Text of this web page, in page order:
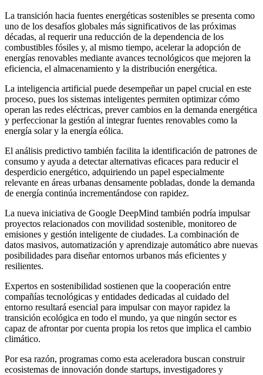
La transición hacia fuentes energéticas sostenibles se presenta como
uno de los desafíos globales más significativos de las próximas
décadas, al requerir una reducción de la dependencia de los
combustibles fósiles y, al mismo tiempo, acelerar la adopción de
energías renovables mediante avances tecnológicos que mejoren la
eficiencia, el almacenamiento y la distribución energética.
La inteligencia artificial puede desempeñar un papel crucial en este
proceso, pues los sistemas inteligentes permiten optimizar cómo
operan las redes eléctricas, prever cambios en la demanda energética
y perfeccionar la gestión al integrar fuentes renovables como la
energía solar y la energía eólica.
El análisis predictivo también facilita la identificación de patrones de
consumo y ayuda a detectar alternativas eficaces para reducir el
desperdicio energético, adquiriendo un papel especialmente
relevante en áreas urbanas densamente pobladas, donde la demanda
de energía continúa incrementándose con rapidez.
La nueva iniciativa de Google DeepMind también podría impulsar
proyectos relacionados con movilidad sostenible, monitoreo de
emisiones y gestión inteligente de ciudades. La combinación de
datos masivos, automatización y aprendizaje automático abre nuevas
posibilidades para diseñar entornos urbanos más eficientes y
resilientes.
Expertos en sostenibilidad sostienen que la cooperación entre
compañías tecnológicas y entidades dedicadas al cuidado del
entorno resultará esencial para impulsar con mayor rapidez la
transición ecológica en todo el mundo, ya que ningún sector es
capaz de afrontar por cuenta propia los retos que implica el cambio
climático.
Por esa razón, programas como esta aceleradora buscan construir
ecosistemas de innovación donde startups, investigadores y